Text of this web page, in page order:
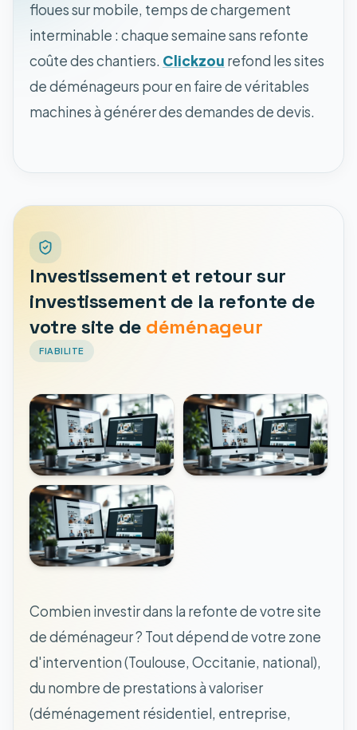
floues sur mobile, temps de chargement
interminable : chaque semaine sans refonte
coûte des chantiers. Clickzou refond les sites
de déménageurs pour en faire de véritables
machines à générer des demandes de devis.
Investissement et retour sur
investissement de la refonte de
votre site de déménageur
FIABILITE
Combien investir dans la refonte de votre site
de déménageur ? Tout dépend de votre zone
d'intervention (Toulouse, Occitanie, national),
du nombre de prestations à valoriser
(déménagement résidentiel, entreprise,